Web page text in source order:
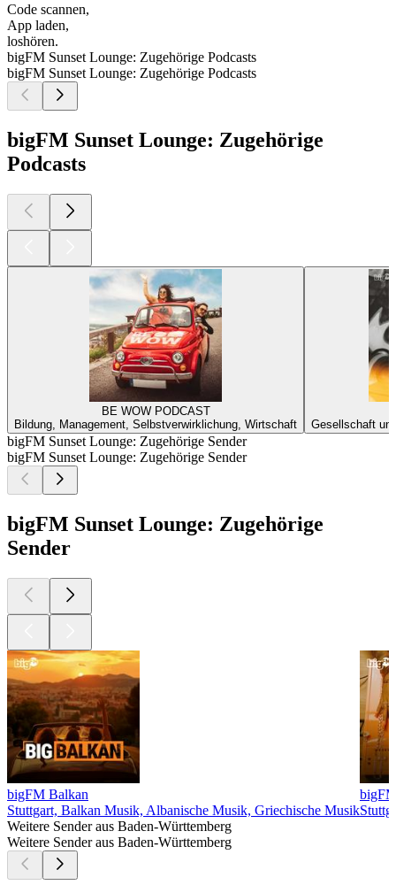
Code scannen,
App laden,
loshören.
bigFM Sunset Lounge: Zugehörige Podcasts
bigFM Sunset Lounge: Zugehörige Podcasts
bigFM Sunset Lounge: Zugehörige
Podcasts
BE WOW PODCAST
Bildung, Management, Selbstverwirklichung, Wirtschaft
Gesellschaft
bigFM Sunset Lounge: Zugehörige Sender
bigFM Sunset Lounge: Zugehörige Sender
bigFM Sunset Lounge: Zugehörige
Sender
bigFM Balkan
Stuttgart, Balkan Musik, Albanische Musik, Griechische Musik
Weitere Sender aus Baden-Württemberg
Weitere Sender aus Baden-Württemberg